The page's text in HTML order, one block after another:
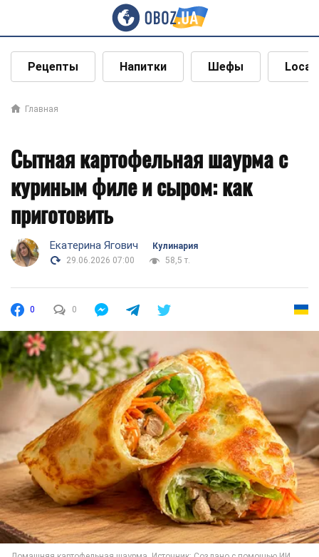
Рецепты Напитки Шефы Local
Главная
Сытная картофельная шаурма с
куриным филе и сыром: как
приготовить
Екатерина Ягович
Кулинария
29.06.2026 07:00
58,5 т.
0 0